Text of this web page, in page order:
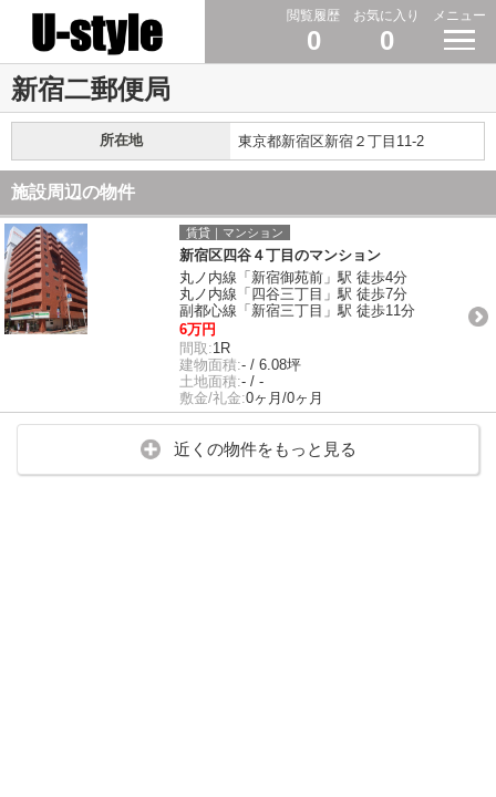
閲覧履歴
0
お気に入り
0
メニュー
新宿二郵便局
所在地 東京都新宿区新宿２丁目11-2
施設周辺の物件
賃貸｜マンション
新宿区四谷４丁目のマンション
丸ノ内線「新宿御苑前」駅 徒歩4分
丸ノ内線「四谷三丁目」駅 徒歩7分
副都心線「新宿三丁目」駅 徒歩11分
6万円
間取:1R
建物面積:- / 6.08坪
土地面積:- / -
敷金/礼金:0ヶ月/0ヶ月
近くの物件をもっと見る